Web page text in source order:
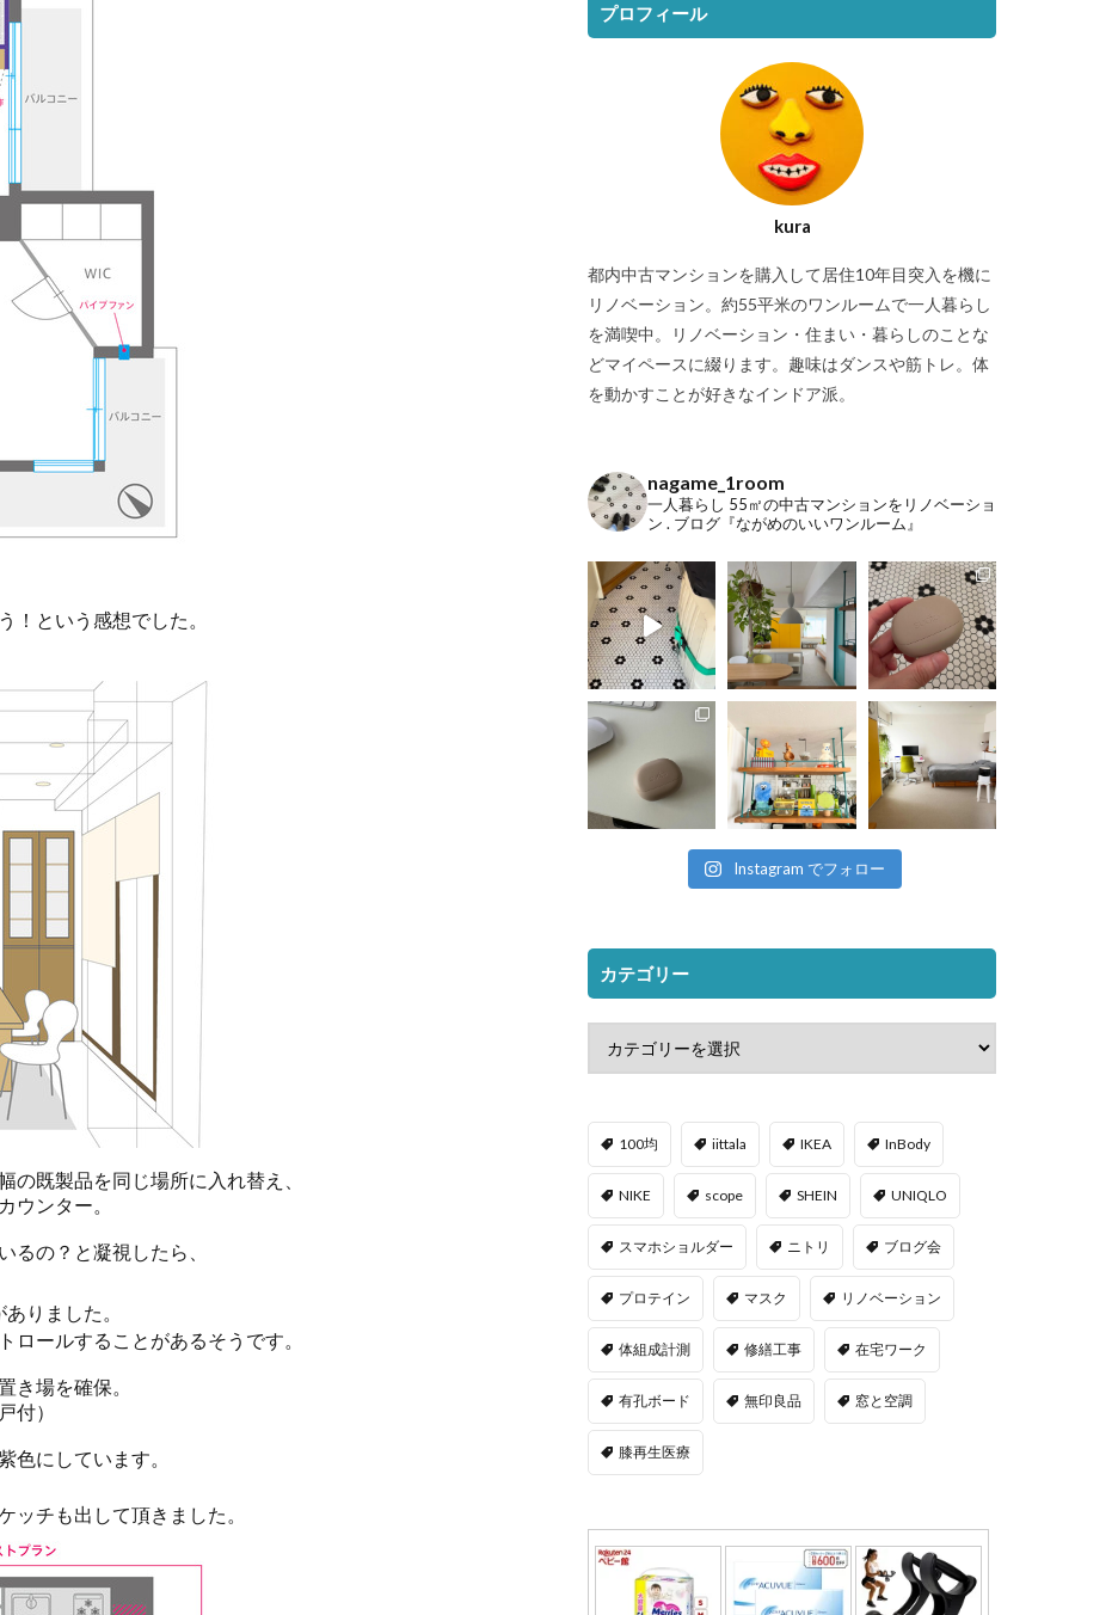
！という感想でした。
の既製品を同じ場所に入れ替え、
ウンター。
るの？と凝視したら、
りました。
ロールすることがあるそうです。
き場を確保。
付）
色にしています。
ッチも出して頂きました。
プロフィール
kura
都内中古マンションを購入して居住10年目突入を機に
リノベーション。約55平米のワンルームで一人暮らし
を満喫中。リノベーション・住まい・暮らしのことな
どマイペースに綴ります。趣味はダンスや筋トレ。体
を動かすことが好きなインドア派。
nagame_1room
一人暮らし 55㎡の中古マンションをリノベーショ
ン . ブログ『ながめのいいワンルーム』
Instagram でフォロー
カテゴリー
100均 iittala IKEA InBody
NIKE scope SHEIN UNIQLO
スマホショルダー ニトリ ブログ会
プロテイン マスク リノベーション
体組成計測 修繕工事 在宅ワーク
有孔ボード 無印良品 窓と空調
膝再生医療